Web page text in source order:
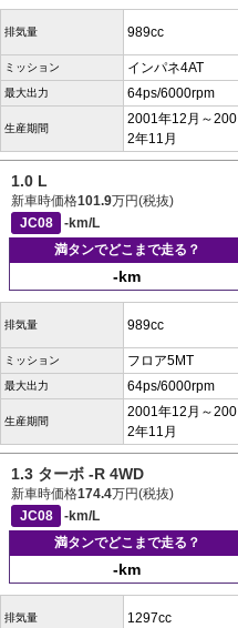
排気量 989cc
ミッション インパネ4AT
最大出力 64ps/6000rpm
生産期間
2001年12月～200
2年11月
1.0 L
新車時価格101.9万円(税抜)
JC08
-km/L
満タンでどこまで走る？
-km
排気量 989cc
ミッション フロア5MT
最大出力 64ps/6000rpm
生産期間
2001年12月～200
2年11月
1.3 ターボ -R 4WD
新車時価格174.4万円(税抜)
JC08
-km/L
満タンでどこまで走る？
-km
排気量 1297cc